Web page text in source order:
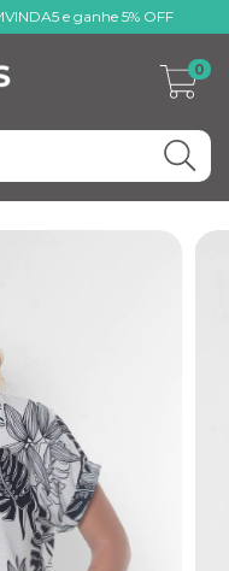
e ganhe 5% OFF
0